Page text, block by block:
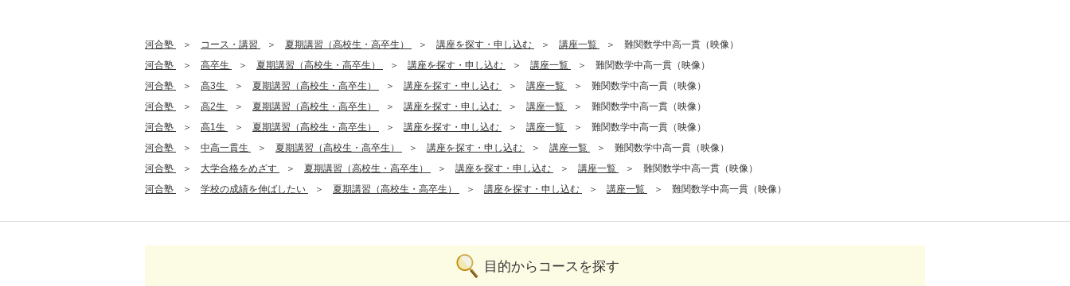
河合塾 コース・講習 夏期講習（高校生・高卒生） 講座を探す・申し込む 講座一覧
難関数学中高一貫（映像）
河合塾
高卒生 夏期講習（高校生・高卒生） 講座を探す・申し込む 講座一覧
難関数学中高一貫（映像）
河合塾
高3生 夏期講習（高校生・高卒生） 講座を探す・申し込む 講座一覧
難関数学中高一貫（映像）
河合塾
高2生 夏期講習（高校生・高卒生） 講座を探す・申し込む 講座一覧
難関数学中高一貫（映像）
河合塾
高1生 夏期講習（高校生・高卒生） 講座を探す・申し込む 講座一覧
難関数学中高一貫（映像）
河合塾
中高一貫生 夏期講習（高校生・高卒生） 講座を探す・申し込む 講座一覧
難関数学中高一貫（映像）
河合塾
大学合格をめざす 夏期講習（高校生・高卒生） 講座を探す・申し込む 講座一覧
難関数学中高一貫（映像）
河合塾
学校の成績を伸ばしたい 夏期講習（高校生・高卒生） 講座を探す・申し込む 講座一覧 難関数学中高一貫（映像）
目的からコースを探す